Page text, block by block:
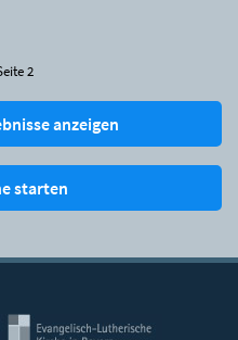
2
anzeigen
starten